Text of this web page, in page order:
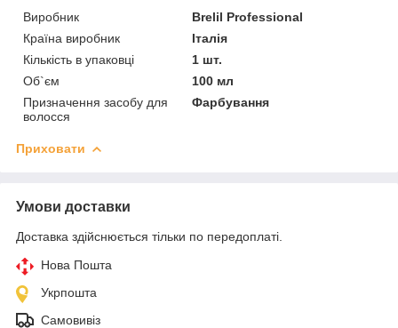
Виробник
Brelil Professional
Країна виробник
Італія
Кількість в упаковці
1 шт.
Об`єм
100 мл
Призначення засобу для
волосся
Фарбування
Приховати
Умови доставки
Доставка здійснюється тільки по передоплаті.
Нова Пошта
Укрпошта
Самовивіз